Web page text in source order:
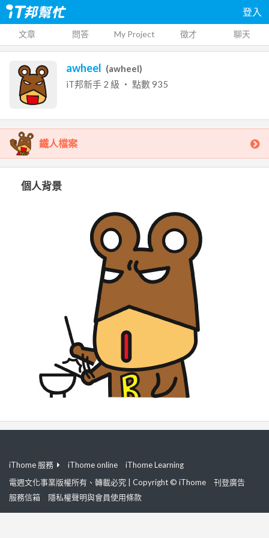
登入
文章 問答 My Project 徵才 聊天
awheel (awheel)
iT邦新手 2 級 ‧ 點數935
鐵人檔案
個人背景
iThome 服務 iThome online
iThome Learning
電週文化事業版權所有、轉載必究 | Copyright © iThome
刊登廣告
服務信箱
隱私權聲明與會員使用條款